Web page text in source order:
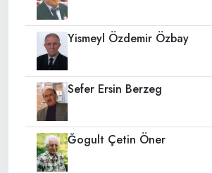
Yismeyl Özdemir Özbay
Sefer Ersin Berzeg
Ğogult Çetin Öner